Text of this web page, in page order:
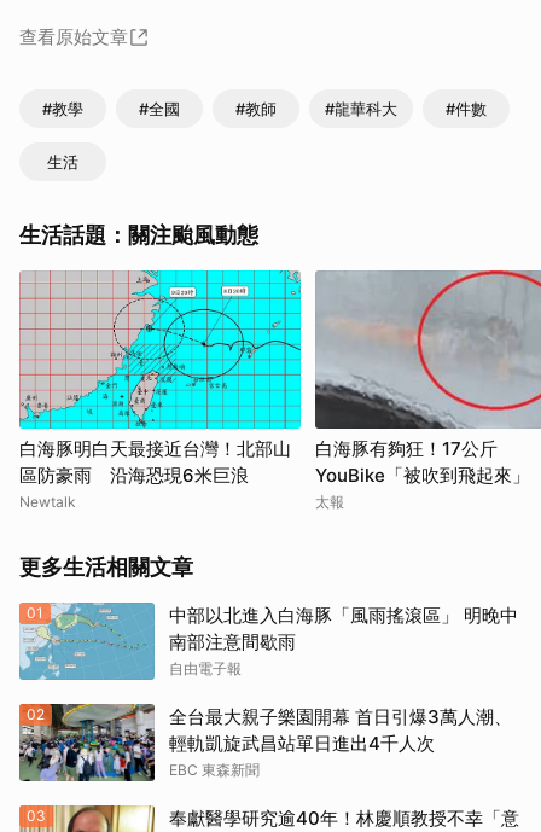
查看原始文章
#教學 #全國 #教師 #龍華科大 #件數
生活
生活話題：關注颱風動態
白海豚明白天最接近台灣！北部山
區防豪雨 沿海恐現6米巨浪
Newtalk
白海豚有夠狂！17公斤
YouBike「被吹到飛起來
以為是AI
太報
更多生活相關文章
01
中部以北進入白海豚「風雨搖滾區」 明晚中
南部注意間歇雨
自由電子報
02
全台最大親子樂園開幕 首日引爆3萬人潮、
輕軌凱旋武昌站單日進出4千人次
EBC 東森新聞
03
奉獻醫學研究逾40年！林慶順教授不幸「意